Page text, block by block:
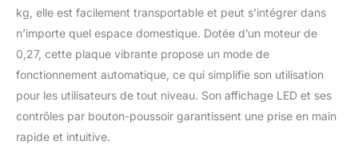
ACCOMPAGNEZ VOTRE PARCOURS FORME
: Profitez d’un manuel détaillé, d’une
assistance en direct et d’un accès immédiat
à des vidéos d’entraînement professionnelles
kg, elle est facilement transportable et peut s’intégrer dans
n’importe quel espace domestique. Dotée d’un moteur de
0,27, cette plaque vibrante propose un mode de
fonctionnement automatique, ce qui simplifie son utilisation
pour les utilisateurs de tout niveau. Son affichage LED et ses
contrôles par bouton-poussoir garantissent une prise en main
rapide et intuitive.